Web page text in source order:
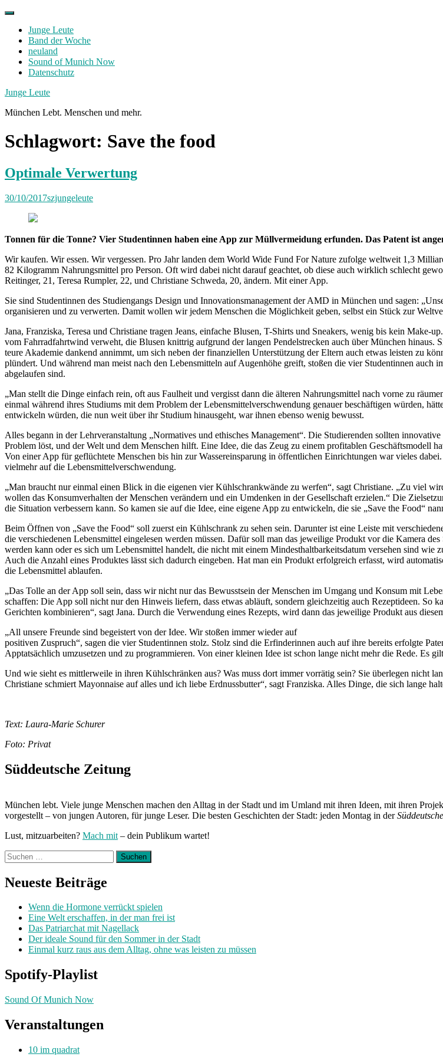
Skip
contentJunge Leute
Band der Woche
neuland
Sound of Munich Now
Datenschutz
Facebook
Twitter
Instagram
Junge Leute
München Lebt. Menschen und mehr.
Schlagwort: Save the food
Optimale Verwertung
30/10/2017szjungeleute
Tonnen für die Tonne? Vier Studentinnen haben eine App zur Müllvermeidung erfunden. Das Patent ist
Wir kaufen. Wir essen. Wir vergessen. Pro Jahr landen dem World Wide Fund For Nature zufolge weltweit 1,3
82 Kilogramm Nahrungsmittel pro Person. Oft wird dabei nicht darauf geachtet, ob diese auch wirklich schlecht
Reitinger, 21, Teresa Rumpler, 22, und Christiane Schweda, 20, ändern. Mit einer App.
Sie sind Studentinnen des Studiengangs Design und Innovationsmanagement der AMD in München und sagen:
organisieren und zu verwerten. Damit wollen wir jedem Menschen die Möglichkeit geben, selbst ein Stück zur
Jana, Franziska, Teresa und Christiane tragen Jeans, einfache Blusen, T-Shirts und Sneakers, wenig bis kein
vom Fahrradfahrtwind verweht, die Blusen knittrig aufgrund der langen Pendelstrecken auch über München
teure Akademie dankend annimmt, um sich neben der finanziellen Unterstützung der Eltern auch etwas leisten zu
plündert. Und während man meist nach den Lebensmitteln auf Augenhöhe greift, stoßen die vier Studentinnen
abgelaufen sind.
„Man stellt die Dinge einfach rein, oft aus Faulheit und vergisst dann die älteren Nahrungsmittel nach vorne zu
einmal während ihres Studiums mit dem Problem der Lebensmittelverschwendung genauer beschäftigen würden,
entwickeln würden, die nun weit über ihr Studium hinausgeht, war ihnen ebenso wenig bewusst.
Alles begann in der Lehrveranstaltung „Normatives und ethisches Management“. Die Studierenden sollten
Problem löst, und der Welt und dem Menschen hilft. Eine Idee, die das Zeug zu einem profitablen Geschäftsmodell
Von einer App für geflüchtete Menschen bis hin zur Wassereinsparung in öffentlichen Einrichtungen war vieles
vielmehr auf die Lebensmittelverschwendung.
„Man braucht nur einmal einen Blick in die eigenen vier Kühlschrankwände zu werfen“, sagt Christiane. „Zu viel
wollen das Konsumverhalten der Menschen verändern und ein Umdenken in der Gesellschaft erzielen.“ Die
die Situation verbessern kann. So kamen sie auf die Idee, eine eigene App zu entwickeln, die sie „Save the Food“
Beim Öffnen von „Save the Food“ soll zuerst ein Kühlschrank zu sehen sein. Darunter ist eine Leiste mit
die verschiedenen Lebensmittel eingelesen werden müssen. Dafür soll man das jeweilige Produkt vor die Kamera
werden kann oder es sich um Lebensmittel handelt, die nicht mit einem Mindesthaltbarkeitsdatum versehen sind
Auch die Anzahl eines Produktes lässt sich dadurch eingeben. Hat man ein Produkt erfolgreich erfasst, wird
die Lebensmittel ablaufen.
„Das Tolle an der App soll sein, dass wir nicht nur das Bewusstsein der Menschen im Umgang und Konsum mit
schaffen: Die App soll nicht nur den Hinweis liefern, dass etwas abläuft, sondern gleichzeitig auch Rezeptideen. So
Gerichten kombinieren“, sagt Jana. Durch die Verwendung eines Rezepts, wird dann das jeweilige Produkt aus
„All unsere Freunde sind begeistert von der Idee. Wir stoßen immer wieder auf
positiven Zuspruch“, sagen die vier Studentinnen stolz. Stolz sind die Erfinderinnen auch auf ihre bereits erfolgte
Apptatsächlich umzusetzen und zu programmieren. Von einer kleinen Idee ist schon lange nicht mehr die Rede. Es
Und wie sieht es mittlerweile in ihren Kühlschränken aus? Was muss dort immer vorrätig sein? Sie überlegen nicht
Christiane schmiert Mayonnaise auf alles und ich liebe Erdnussbutter“, sagt Franziska. Alles Dinge, die sich lange
Text: Laura-Marie Schurer
Foto: Privat
Süddeutsche Zeitung
München lebt. Viele junge Menschen machen den Alltag in der Stadt und im Umland mit ihren Ideen, mit ihren
vorgestellt – von jungen Autoren, für junge Leser. Die besten Geschichten der Stadt: jeden Montag in der
Lust, mitzuarbeiten? Mach mit – dein Publikum wartet!
Suchen
nach:
Neueste Beiträge
Wenn die Hormone verrückt spielen
Eine Welt erschaffen, in der man frei ist
Das Patriarchat mit Nagellack
Der ideale Sound für den Sommer in der Stadt
Einmal kurz raus aus dem Alltag, ohne was leisten zu müssen
Spotify-Playlist
Sound Of Munich Now
Veranstaltungen
10 im quadrat